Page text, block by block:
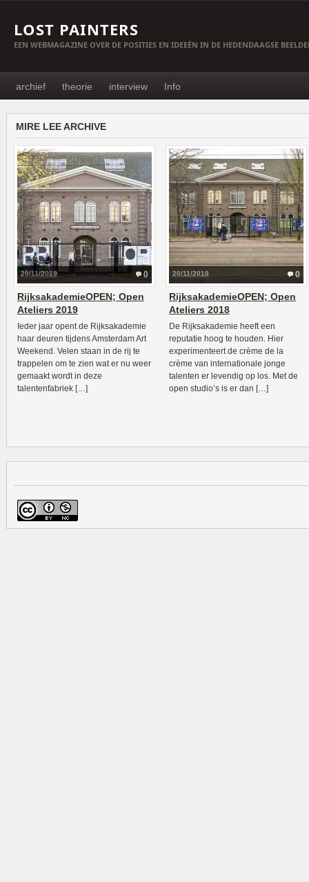
LOST PAINTERS
EEN WEBMAGAZINE OVER DE POSITIES EN IDEEËN IN DE HEDENDAAGSE
archief theorie interview Info
MIRE LEE ARCHIVE
0
20/11/2019
RijksakademieOPEN; Open
Ateliers 2019
Ieder jaar opent de Rijksakademie
haar deuren tijdens Amsterdam Art
Weekend. Velen staan in de rij te
trappelen om te zien wat er nu weer
gemaakt wordt in deze
talentenfabriek […]
0
20/11/2018
RijksakademieOPEN; Open
Ateliers 2018
De Rijksakademie heeft een
reputatie hoog te houden. Hier
experimenteert de crème de la
crème van internationale jonge
talenten er levendig op los. Met de
open studio’s is er dan […]